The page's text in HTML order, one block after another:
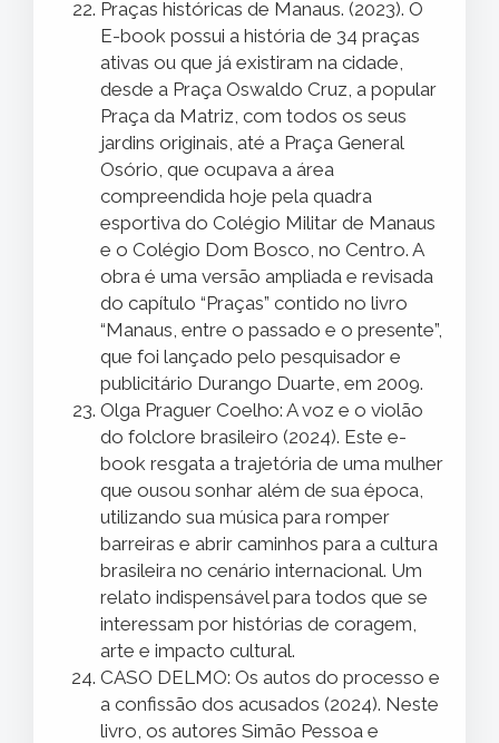
Praças históricas de Manaus. (2023). O
E-book possui a história de 34 praças
ativas ou que já existiram na cidade,
desde a Praça Oswaldo Cruz, a popular
Praça da Matriz, com todos os seus
jardins originais, até a Praça General
Osório, que ocupava a área
compreendida hoje pela quadra
esportiva do Colégio Militar de Manaus
e o Colégio Dom Bosco, no Centro. A
obra é uma versão ampliada e revisada
do capítulo “Praças” contido no livro
“Manaus, entre o passado e o presente”,
que foi lançado pelo pesquisador e
publicitário Durango Duarte, em 2009.
Olga Praguer Coelho: A voz e o violão
do folclore brasileiro (2024). Este e-
book resgata a trajetória de uma mulher
que ousou sonhar além de sua época,
utilizando sua música para romper
barreiras e abrir caminhos para a cultura
brasileira no cenário internacional. Um
relato indispensável para todos que se
interessam por histórias de coragem,
arte e impacto cultural.
CASO DELMO: Os autos do processo e
a confissão dos acusados (2024). Neste
livro, os autores Simão Pessoa e